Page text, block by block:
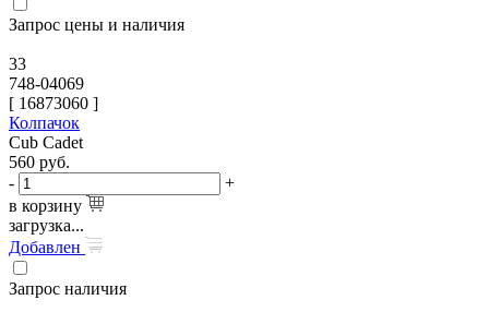
Запрос цены и наличия
33
748-04069
[ 16873060 ]
Колпачок
Cub Cadet
560 руб.
-
+
в корзину
загрузка...
Добавлен
Запрос наличия